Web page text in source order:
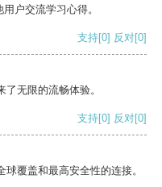
户交流学习心得。
支持[0] 反对[0]
无限的流畅体验。
支持[0] 反对[0]
覆盖和最高安全性的连接。